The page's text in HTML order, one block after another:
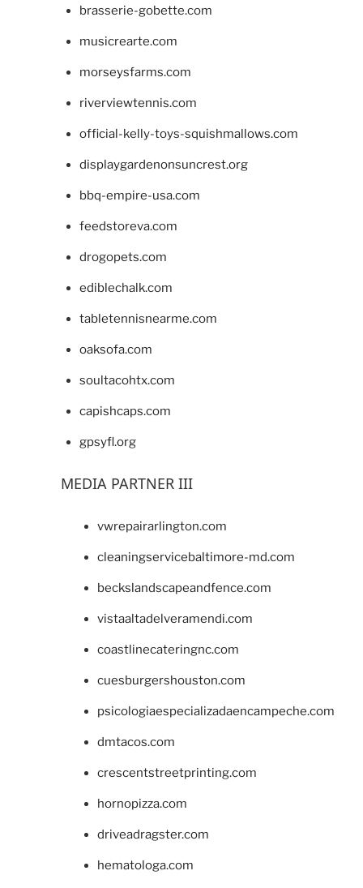
brasserie-gobette.com
musicrearte.com
morseysfarms.com
riverviewtennis.com
official-kelly-toys-squishmallows.com
displaygardenonsuncrest.org
bbq-empire-usa.com
feedstoreva.com
drogopets.com
ediblechalk.com
tabletennisnearme.com
oaksofa.com
soultacohtx.com
capishcaps.com
gpsyfl.org
MEDIA PARTNER III
vwrepairarlington.com
cleaningservicebaltimore-md.com
beckslandscapeandfence.com
vistaaltadelveramendi.com
coastlinecateringnc.com
cuesburgershouston.com
psicologiaespecializadaencampeche.com
dmtacos.com
crescentstreetprinting.com
hornopizza.com
driveadragster.com
hematologa.com